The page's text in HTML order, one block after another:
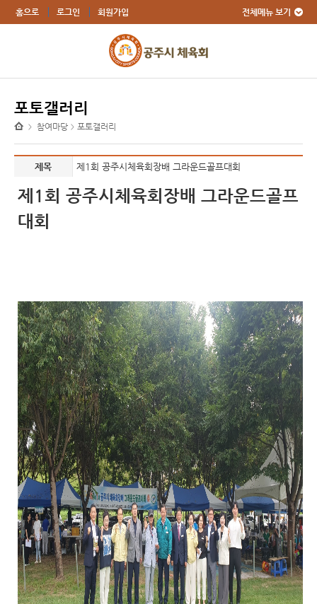
홈으로 로그인 회원가입 전체메뉴 보기
포토갤러리
> 참여마당 > 포토갤러리
제목 제1회 공주시체육회장배 그라운드골프대회
제1회 공주시체육회장배 그라운드골프
대회